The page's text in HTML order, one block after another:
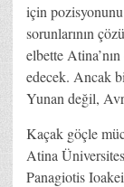
için
sorunlarının
elbette
edecek. Ancak
Yunan değil,
Kaçak göçle
Atina
Panagiotis